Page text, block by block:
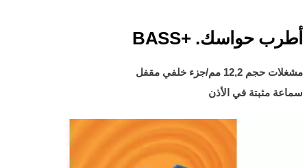
أطرب حواسك. BASS+‎
مشغلات حجم 12,2 مم/جزء خلفي مقفل
سماعة مثبتة في الأذن